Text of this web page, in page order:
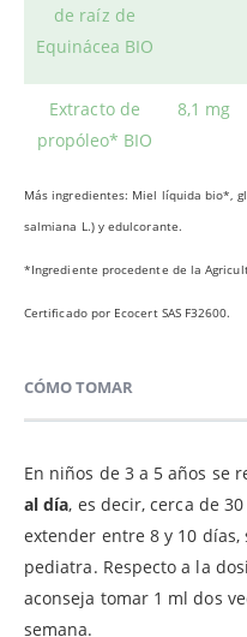
de raíz de
Equinácea BIO
Extracto de
propóleo* BIO
8,1 mg
Más ingredientes: Miel líquida bio*,
salmiana L.) y edulcorante.
*Ingrediente procedente de la
Certificado por Ecocert SAS F32600.
CÓMO TOMAR
En niños de 3 a 5 años se
al día, es decir, cerca de
extender entre 8 y 10
pediatra. Respecto a la
aconseja tomar 1 ml dos
semana.